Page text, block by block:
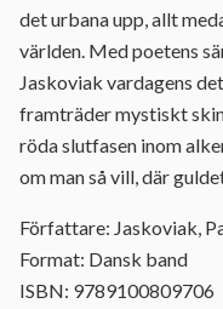
det urbana upp, allt
världen. Med poetens
Jaskoviak vardagens
framträder mystiskt
röda slutfasen inom
om man så vill, där
Författare: Jaskoviak,
Format: Dansk band
ISBN: 9789100809706